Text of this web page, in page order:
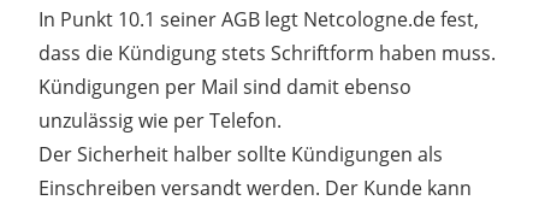
In Punkt 10.1 seiner AGB legt Netcologne.de fest,
dass die Kündigung stets Schriftform haben muss.
Kündigungen per Mail sind damit ebenso
unzulässig wie per Telefon.
Der Sicherheit halber sollte Kündigungen als
Einschreiben versandt werden. Der Kunde kann